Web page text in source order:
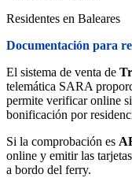
Residentes en Baleares
Documentación para
El sistema de venta de
telemática SARA
permite verificar online
bonificación por
Si la comprobación es
online y emitir las
a bordo del ferry.